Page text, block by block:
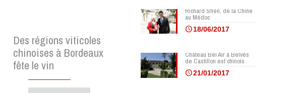
Des régions viticoles
chinoises à Bordeaux
fête le vin
Richard Shen, de la Chine
au Médoc
18/06/2017
Château Bel Air à Belvès
de Castillon est chinois
21/01/2017